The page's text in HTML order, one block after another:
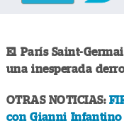
El París Saint-
una inesperada
OTRAS NOTICIAS:
con Gianni Infantino